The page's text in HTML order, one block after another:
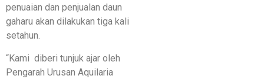
penuaian dan penjualan daun
gaharu akan dilakukan tiga kali
setahun.
“Kami diberi tunjuk ajar oleh
Pengarah Urusan Aquilaria